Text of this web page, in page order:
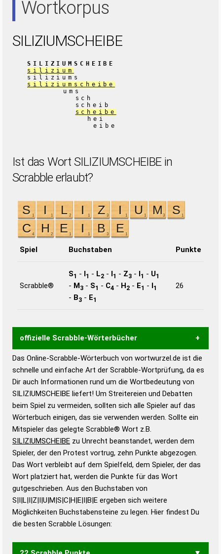
Wortkorpus
SILIZIUMSCHEIBE
SILIZIUMSCHEIBE
silizium
siliziums
siliziumscheibe
ums
sch
scheib
scheibe
hei
eibe
Ist das Wort SILIZIUMSCHEIBE in
Scrabble erlaubt?
Spiel Buchstaben Punkte
Scrabble®
S1 - I1 - L2 - I1 - Z3 - I1 - U1
- M3 - S1 - C4 - H2 - E1 - I1
- B3 - E1
26
offizielle Scrabble-Wörterbücher
Wortwurzel liefert mit Hilfe eines semantischen
Wortanalyse-Algorithmus gute Anhaltspunkte zu
Wortbedeutung, Worttrennung und Wortform, um die
Gültigkeit eines Wortes für das Scrabble-Spiel zu
bestimmen! zugelassene Turnier Scrabble-
Wörterbücher sind:
Duden – Standardwerk in 12 Bänden
Duden – Richtiges und gutes
Deutsch
Duden – Die deutsche Grammatik
Duden – Deutsches
Universalwörterbuch
Das Online-Scrabble-Wörterbuch von wortwurzel.de ist die
schnelle und einfache Art der Scrabble-Wortprüfung, da es
Dir auch Informationen rund um die Wortbedeutung von
SILIZIUMSCHEIBE liefert! Um Streitereien und Debatten
beim Spiel zu vermeiden, sollten sich alle Spieler auf das
Wörterbuch einigen, das sie verwenden werden. Sollte ein
Mitspieler das gelegte Scrabble® Wort z.B.
SILIZIUMSCHEIBE zu Unrecht beanstandet, werden dem
Spieler, der den Protest vortrug, zehn Punkte abgezogen.
Das Wort verbleibt auf dem Spielfeld, dem Spieler, der das
Wort platziert hat, werden die Punkte für das Wort
gutgeschrieben. Aus den Buchstaben von
S|I|L|I|Z|I|U|M|S|C|H|E|I|B|E ergeben sich weitere
Möglichkeiten Buchstabensteine zu legen. Hier findest Du
die besten Scrabble Lösungen: